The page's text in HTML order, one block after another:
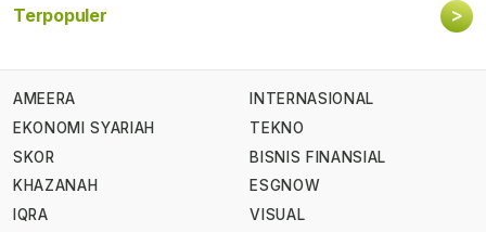
Terpopuler >
AMEERA
EKONOMI SYARIAH
SKOR
KHAZANAH
IQRA
INTERNASIONAL
TEKNO
BISNIS FINANSIAL
ESGNOW
VISUAL